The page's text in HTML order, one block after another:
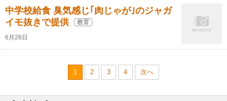
中学校給食 臭気感じ｢肉じゃが｣のジャガ
イモ抜きで提供
教育
6月26日
1 2 3 4 次へ